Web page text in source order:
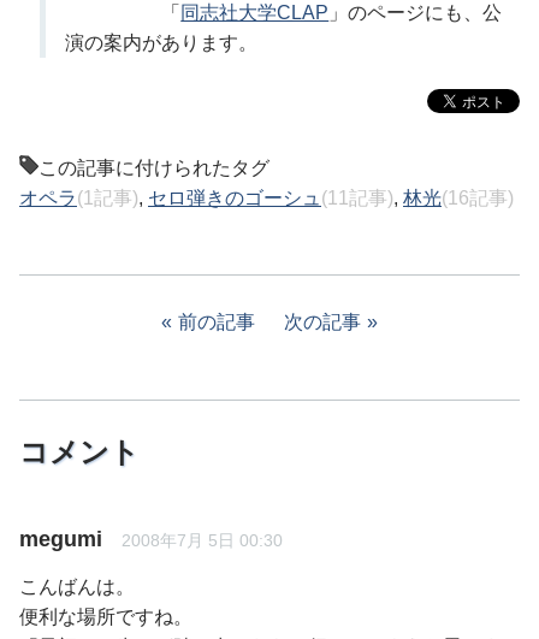
「 同志社大学CLAP 」のページにも、公
演の案内があります。
この記事に付けられたタグ
オペラ(1記事), セロ弾きのゴーシュ (11記事), 林光(16記事)
前の記事 次の記事
コメント
megumi 2008年7月 5日 00:30
こんばんは。
便利な場所ですね。